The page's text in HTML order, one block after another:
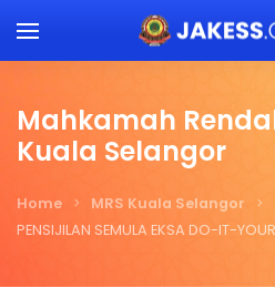
Skip to main content
Mahkamah
Kuala Selangor
Home MRS Kuala Selangor
PENSIJILAN SEMULA EKSA DO-IT-